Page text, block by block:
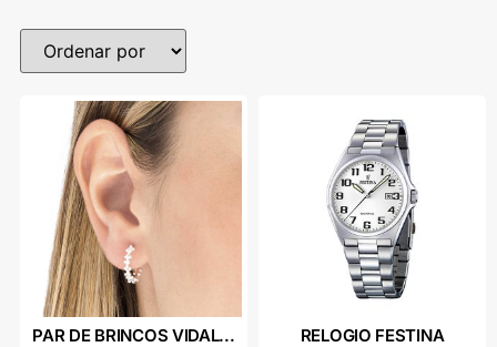
PAR DE BRINCOS VIDAL... RELOGIO FESTINA